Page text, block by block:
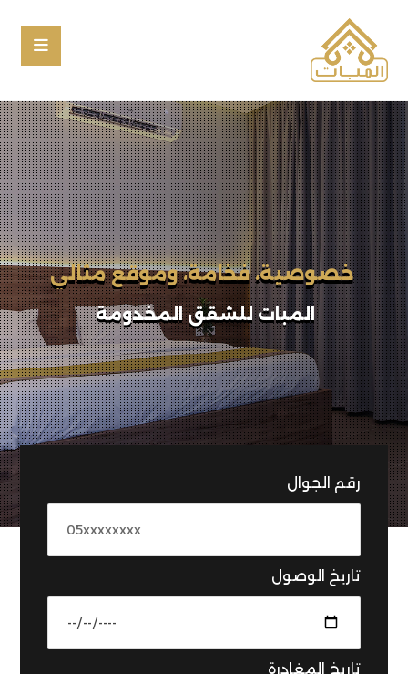
المبات للشقق المخدومة
إقامتك المختلفة تبدأ بخطوة
رقم الجوال
تاريخ الوصول
تاريخ المغادرة